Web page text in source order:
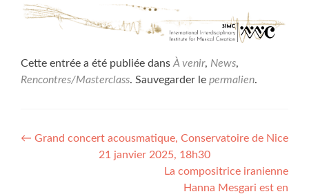
Cette entrée a été publiée dans À venir, News,
Rencontres/Masterclass. Sauvegarder le permalien.
Navigation
← Grand concert acousmatique, Conservatoire de Nice
21 janvier 2025, 18h30
La compositrice iranienne
Hanna Mesgari est en